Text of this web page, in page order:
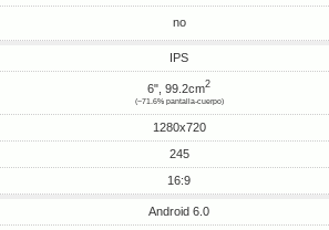
no
IPS
6", 99.2cm2
(~71.6% pantalla-cuerpo)
1280x720
245
16:9
Android 6.0